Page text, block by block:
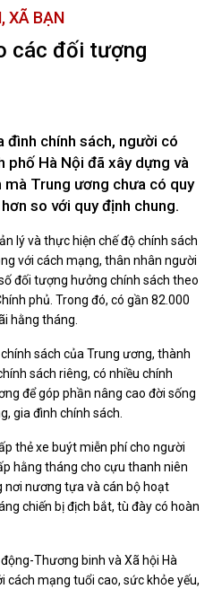
XÃ BẠN
các đối tượng
chính sách, người có
phố Hà Nội đã xây dựng và
mà Trung ương chưa có quy
so với quy định chung.
lý và thực hiện chế độ chính sách
với cách mạng, thân nhân người
đối tượng hưởng chính sách theo
phủ. Trong đó, có gần 82.000
hằng tháng.
sách của Trung ương, thành
sách riêng, có nhiều chính
để góp phần nâng cao đời sống
gia đình chính sách.
thẻ xe buýt miễn phí cho người
hằng tháng cho cựu thanh niên
nơi nương tựa và cán bộ hoạt
chiến bị địch bắt, tù đày có hoàn
Thương binh và Xã hội Hà
cách mạng tuổi cao, sức khỏe yếu,